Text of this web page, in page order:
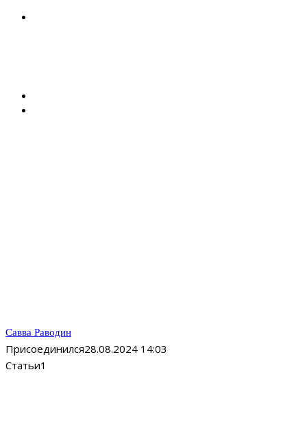
Савва Раводин
Присоединился28.08.2024 14:03
Статьи1